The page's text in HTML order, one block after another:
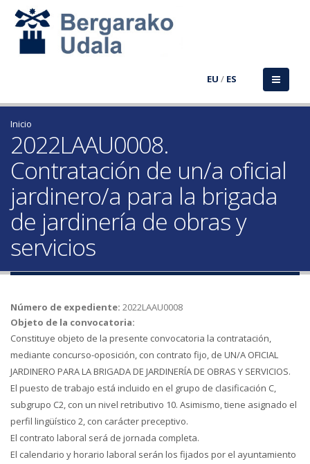
EU / ES
Inicio
2022LAAU0008.
Contratación de un/a oficial
jardinero/a para la brigada
de jardinería de obras y
servicios
Número de expediente: 2022LAAU0008
Objeto de la convocatoria:
Constituye objeto de la presente convocatoria la contratación,
mediante concurso-oposición, con contrato fijo, de UN/A OFICIAL
JARDINERO PARA LA BRIGADA DE JARDINERÍA DE OBRAS Y SERVICIOS.
El puesto de trabajo está incluido en el grupo de clasificación C,
subgrupo C2, con un nivel retributivo 10. Asimismo, tiene asignado el
perfil lingüístico 2, con carácter preceptivo.
El contrato laboral será de jornada completa.
El calendario y horario laboral serán los fijados por el ayuntamiento